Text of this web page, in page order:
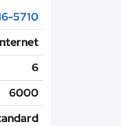
5710
6
6000